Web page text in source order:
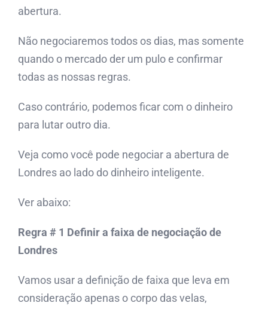
abertura.
Não negociaremos todos os dias, mas somente
quando o mercado der um pulo e confirmar
todas as nossas regras.
Caso contrário, podemos ficar com o dinheiro
para lutar outro dia.
Veja como você pode negociar a abertura de
Londres ao lado do dinheiro inteligente.
Ver abaixo:
Regra # 1 Definir a faixa de negociação de
Londres
Vamos usar a definição de faixa que leva em
consideração apenas o corpo das velas,